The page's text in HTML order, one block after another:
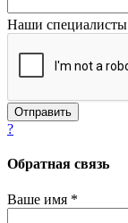
Наши специалисты
?
Обратная связь
Ваше имя *